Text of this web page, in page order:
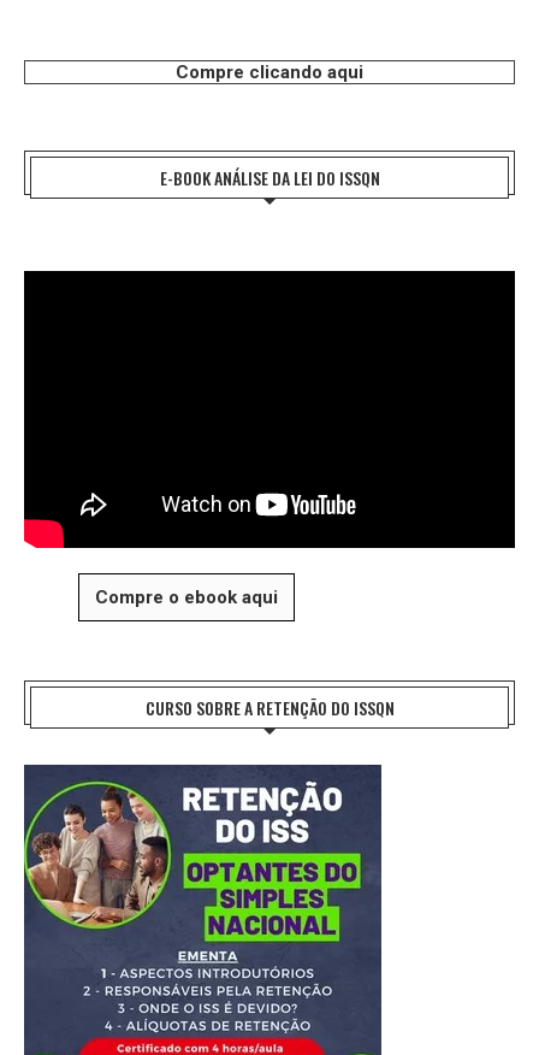
Compre clicando aqui
E-BOOK ANÁLISE DA LEI DO ISSQN
Compre o ebook aqui
CURSO SOBRE A RETENÇÃO DO ISSQN